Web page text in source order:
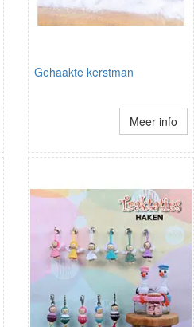
Gehaakte kerstman
Meer info